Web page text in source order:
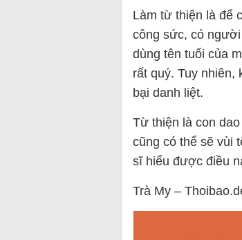
Làm từ thiện là để
công sức, có
dùng tên tuổi của
rất quý. Tuy nhiên,
bại danh liệt.
Từ thiện là con
cũng có thể sẽ vùi
sĩ hiểu được điều
Trà My –